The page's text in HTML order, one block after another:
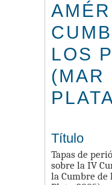
LOS
(MAR
Título
Tapas de
sobre la IV
la Cumbre de